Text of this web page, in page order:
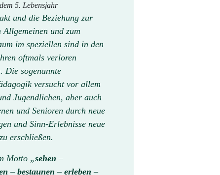
5. Lebensjahr
und die Beziehung zur
und zum
im speziellen sind in den
oftmals verloren
Die sogenannte
versucht vor allem
Jugendlichen, aber auch
und Senioren durch neue
und Sinn-Erlebnisse neue
erschließen.
Motto „sehen –
– bestaunen – erleben –